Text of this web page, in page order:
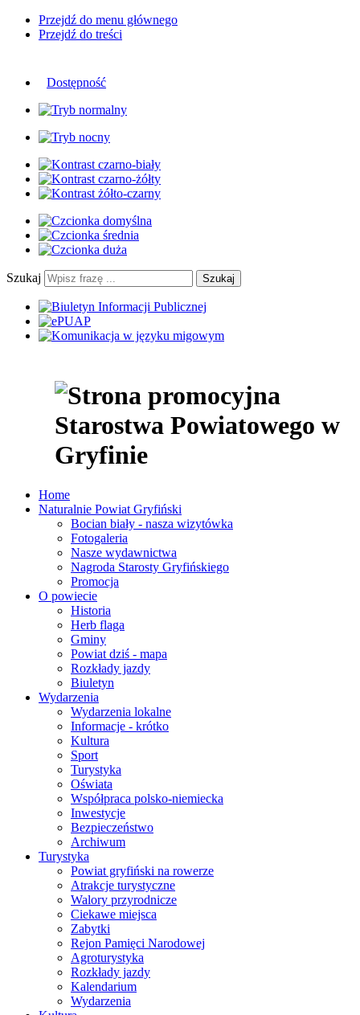
Przejdź do menu głównego
Przejdź do treści
Dostępność
Szukaj Szukaj
Home
Naturalnie Powiat Gryfiński
Bocian biały - nasza wizytówka
Fotogaleria
Nasze wydawnictwa
Nagroda Starosty Gryfińskiego
Promocja
O powiecie
Historia
Herb flaga
Gminy
Powiat dziś - mapa
Rozkłady jazdy
Biuletyn
Wydarzenia
Wydarzenia lokalne
Informacje - krótko
Kultura
Sport
Turystyka
Oświata
Współpraca polsko-niemiecka
Inwestycje
Bezpieczeństwo
Archiwum
Turystyka
Powiat gryfiński na rowerze
Atrakcje turystyczne
Walory przyrodnicze
Ciekawe miejsca
Zabytki
Rejon Pamięci Narodowej
Agroturystyka
Rozkłady jazdy
Kalendarium
Wydarzenia